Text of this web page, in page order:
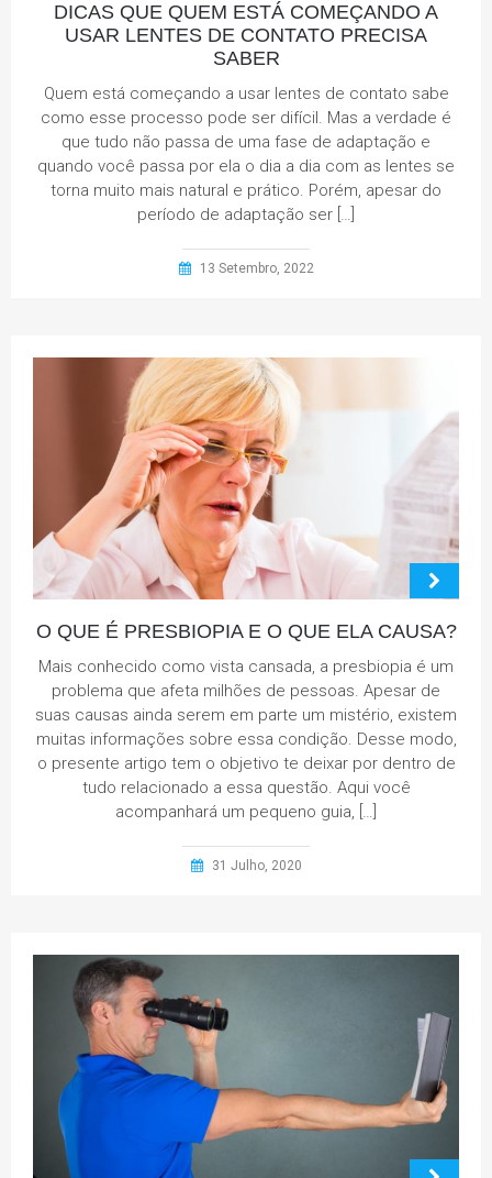
DICAS QUE QUEM ESTÁ COMEÇANDO A
USAR LENTES DE CONTATO PRECISA
SABER
Quem está começando a usar lentes de contato sabe
como esse processo pode ser difícil. Mas a verdade é
que tudo não passa de uma fase de adaptação e
quando você passa por ela o dia a dia com as lentes se
torna muito mais natural e prático. Porém, apesar do
período de adaptação ser […]
13 Setembro, 2022
O QUE É PRESBIOPIA E O QUE ELA CAUSA?
Mais conhecido como vista cansada, a presbiopia é um
problema que afeta milhões de pessoas. Apesar de
suas causas ainda serem em parte um mistério, existem
muitas informações sobre essa condição. Desse modo,
o presente artigo tem o objetivo te deixar por dentro de
tudo relacionado a essa questão. Aqui você
acompanhará um pequeno guia, […]
31 Julho, 2020